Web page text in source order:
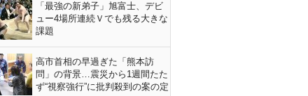
「最強の新弟子」旭富士、デビ
ュー4場所連続Ｖでも残る大きな
課題
高市首相の早過ぎた「熊本訪
問」の背景…震災から1週間たた
ず“視察強行”に批判殺到の案の定